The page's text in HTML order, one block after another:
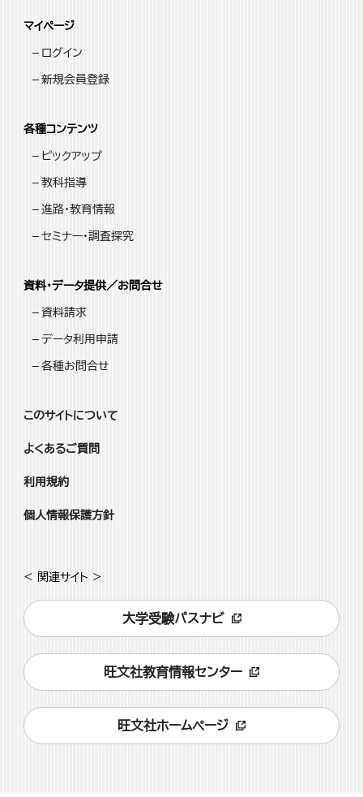
マイページ
ログイン
新規会員登録
各種コンテンツ
ピックアップ
教科指導
進路・教育情報
セミナー・調査探究
資料・データ提供／お問合せ
資料請求
データ利用申請
各種お問合せ
このサイトについて
よくあるご質問
利用規約
個人情報保護方針
< 関連サイト >
大学受験パスナビ
旺文社教育情報センター
旺文社ホームページ